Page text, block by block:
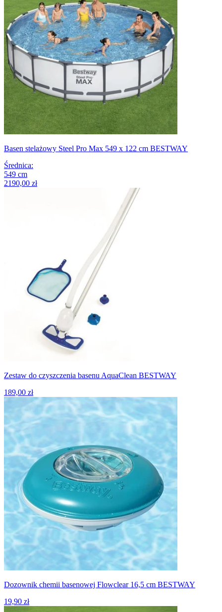
Basen stelażowy Steel Pro Max 549 x 122 cm BESTWAY
Średnica:
549 cm
2190,00 zł
Zestaw do czyszczenia basenu AquaClean BESTWAY
189,00 zł
Dozownik chemii basenowej Flowclear 16,5 cm BESTWAY
19,90 zł